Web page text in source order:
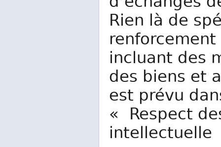
Rien là de
incluant des
des biens et
est prévu
« Respect